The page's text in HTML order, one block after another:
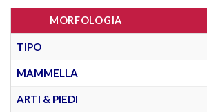
MORFOLOGIA
TIPO
MAMMELLA
ARTI & PIEDI